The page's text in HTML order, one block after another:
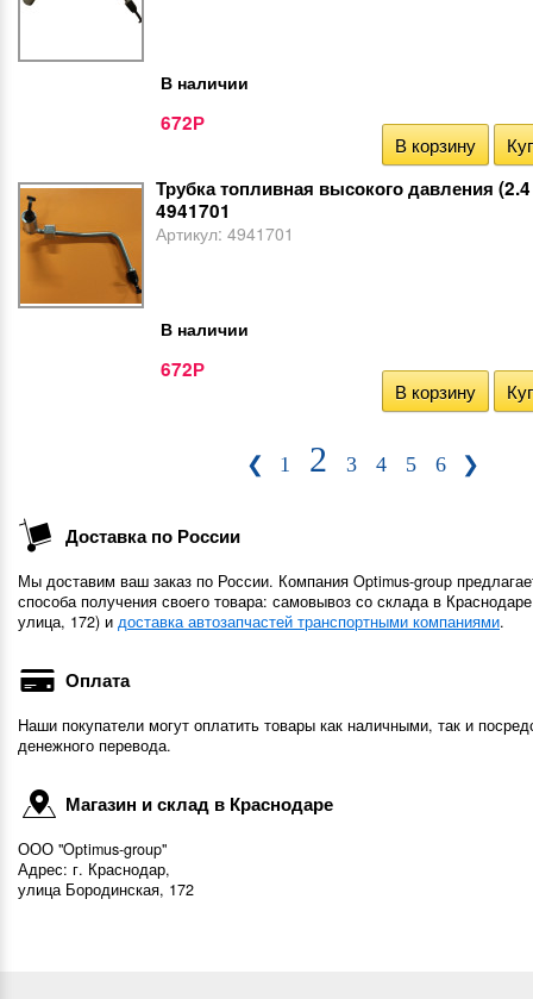
В наличии
672Р
В корзину
Трубка топливная высокого давления
4941701
Артикул: 4941701
В наличии
672Р
В корзину
❮ 1 2 3 4 5 6 ❯
Доставка по России
Мы доставим ваш заказ по России. Компания Optimus-group
способа получения своего товара: самовывоз со склада в
улица, 172) и доставка автозапчастей транспортными компаниями.
Оплата
Наши покупатели могут оплатить товары как наличными, так и
денежного перевода.
Магазин и склад в Краснодаре
ООО "Optimus-group"
Адрес: г. Краснодар,
улица Бородинская, 172